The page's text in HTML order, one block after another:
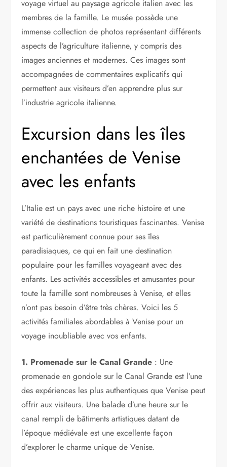
voyage virtuel au paysage agricole italien avec les
membres de la famille. Le musée possède une
immense collection de photos représentant différents
aspects de l’agriculture italienne, y compris des
images anciennes et modernes. Ces images sont
accompagnées de commentaires explicatifs qui
permettent aux visiteurs d’en apprendre plus sur
l’industrie agricole italienne.
Excursion dans les îles
enchantées de Venise
avec les enfants
L’Italie est un pays avec une riche histoire et une
variété de destinations touristiques fascinantes. Venise
est particulièrement connue pour ses îles
paradisiaques, ce qui en fait une destination
populaire pour les familles voyageant avec des
enfants. Les activités accessibles et amusantes pour
toute la famille sont nombreuses à Venise, et elles
n’ont pas besoin d’être très chères. Voici les 5
activités familiales abordables à Venise pour un
voyage inoubliable avec vos enfants.
1. Promenade sur le Canal Grande : Une
promenade en gondole sur le Canal Grande est l’une
des expériences les plus authentiques que Venise peut
offrir aux visiteurs. Une balade d’une heure sur le
canal rempli de bâtiments artistiques datant de
l’époque médiévale est une excellente façon
d’explorer le charme unique de Venise.